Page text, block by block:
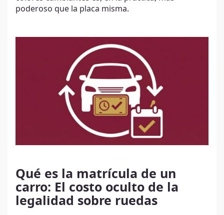
poderoso que la placa misma.
Qué es la matrícula de un
carro: El costo oculto de la
legalidad sobre ruedas